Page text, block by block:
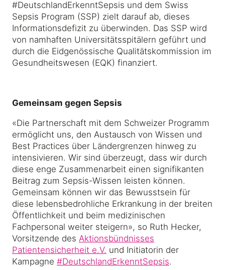
#DeutschlandErkenntSepsis und dem Swiss
Sepsis Program (SSP) zielt darauf ab, dieses
Informationsdefizit zu überwinden. Das SSP wird
von namhaften Universitätsspitälern geführt und
durch die Eidgenössische Qualitätskommission im
Gesundheitswesen (EQK) finanziert.
Gemeinsam gegen Sepsis
«Die Partnerschaft mit dem Schweizer Programm
ermöglicht uns, den Austausch von Wissen und
Best Practices über Ländergrenzen hinweg zu
intensivieren. Wir sind überzeugt, dass wir durch
diese enge Zusammenarbeit einen signifikanten
Beitrag zum Sepsis-Wissen leisten können.
Gemeinsam können wir das Bewusstsein für
diese lebensbedrohliche Erkrankung in der breiten
Öffentlichkeit und beim medizinischen
Fachpersonal weiter steigern», so Ruth Hecker,
Vorsitzende des Aktionsbündnisses
Patientensicherheit e.V. und Initiatorin der
Kampagne #DeutschlandErkenntSepsis.